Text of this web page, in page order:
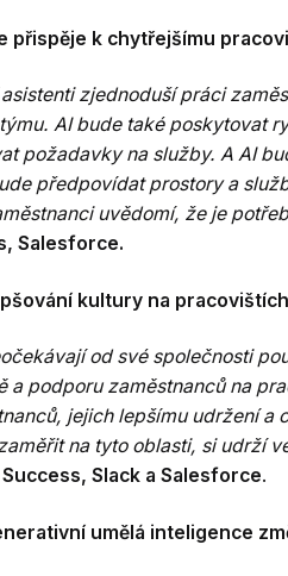
přispěje k chytřejšímu
zjednoduší práci
AI bude také poskytovat
požadavky na služby. A AI
předpovídat prostory a
uvědomí, že je
Salesforce.
kultury na pracovištích
od své společnosti
a podporu zaměstnanců na
jejich lepšímu udržení a
na tyto oblasti, si udrží
Slack a Salesforce.
umělá inteligence